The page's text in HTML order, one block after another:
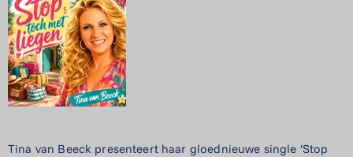
Tina van Beeck presenteert haar gloednieuwe single ‘Stop